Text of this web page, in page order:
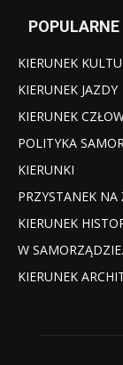
KIERUNEK
KIERUNEK JAZDY
KIERUNEK
POLITYKA
KIERUNKI
PRZYSTANEK NA
KIERUNEK
W
KIERUNEK